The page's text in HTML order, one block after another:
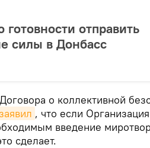
отправить
силы в Донбасс
о коллективной
, что если
введение
сделает.